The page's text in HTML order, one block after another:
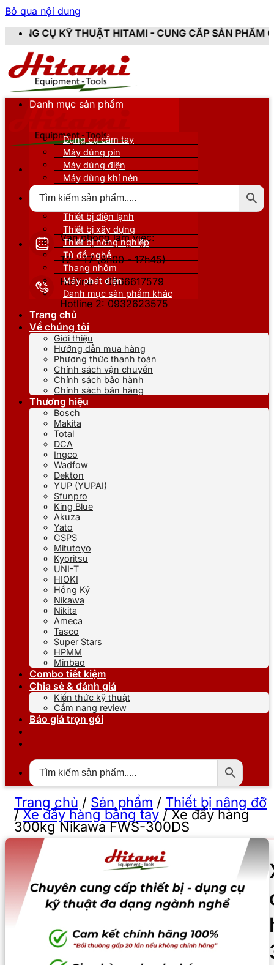
Bỏ qua nội dung
HITAMI - CUNG CẤP SẢN PHẨM CHÍNH HÃNG,
Văn phòng làm việc:
T2 - T7 (8h00 - 17h45)
Hotline 1: 0866617579
Hotline 2: 0932623575
Danh mục sản phẩm
Dụng cụ cầm tay
Máy dùng pin
Máy dùng điện
Máy dùng khí nén
Thiết bị nâng đỡ
Thiết bị điện lạnh
Thiết bị xây dựng
Thiết bị nông nghiệp
Tủ đồ nghề
Thang nhôm
Máy phát điện
Danh mục sản phẩm khác
Trang chủ
Về chúng tôi
Giới thiệu
Hướng dẫn mua hàng
Phương thức thanh toán
Chính sách vận chuyển
Chính sách bảo hành
Chính sách bán hàng
Thương hiệu
Bosch
Makita
Total
DCA
Ingco
Wadfow
Dekton
YUP (YUPAI)
Sfunpro
King Blue
Akuza
Yato
CSPS
Mitutoyo
Kyoritsu
UNI-T
HIOKI
Hồng Ký
Nikawa
Nikita
Ameca
Tasco
Super Stars
HPMM
Minbao
Combo tiết kiệm
Chia sẻ & đánh giá
Kiến thức kỹ thuật
Cẩm nang review
Báo giá trọn gói
Trang chủ / Sản phẩm / Thiết bị nâng đỡ
/Xe đẩy hàng bằng tay /Xe đẩy hàng
300kg Nikawa FWS-300DS